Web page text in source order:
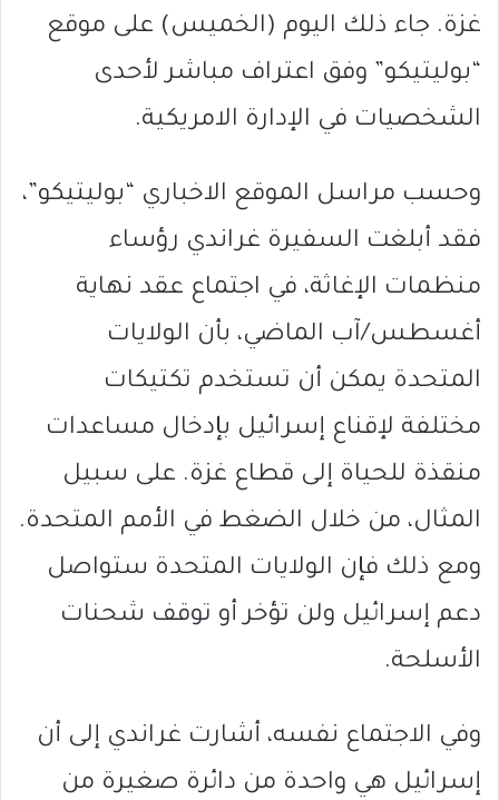
غزة. جاء ذلك اليوم (الخميس) على موقع
“بوليتيكو” وفق اعتراف مباشر لأحدى
الشخصيات في الإدارة الامريكية.
وحسب مراسل الموقع الاخباري “بوليتيكو”،
فقد أبلغت السفيرة غراندي رؤساء
منظمات الإغاثة، في اجتماع عقد نهاية
أغسطس/آب الماضي، بأن الولايات
المتحدة يمكن أن تستخدم تكتيكات
مختلفة لإقناع إسرائيل بإدخال مساعدات
منقذة للحياة إلى قطاع غزة. على سبيل
المثال، من خلال الضغط في الأمم المتحدة.
ومع ذلك فإن الولايات المتحدة ستواصل
دعم إسرائيل ولن تؤخر أو توقف شحنات
الأسلحة.
وفي الاجتماع نفسه، أشارت غراندي إلى أن
إسرائيل هي واحدة من دائرة صغيرة من